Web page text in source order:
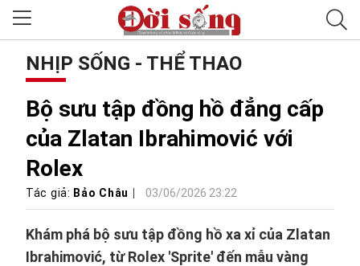
NHỊP SỐNG - THỂ THAO
Bộ sưu tập đồng hồ đẳng cấp
của Zlatan Ibrahimović với
Rolex
Tác giả: Bảo Châu 03/06/2026 23:22
Khám phá bộ sưu tập đồng hồ xa xỉ của Zlatan
Ibrahimović, từ Rolex 'Sprite' đến mẫu vàng